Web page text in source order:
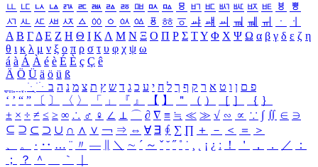
ㅥ ㅦ ㅧ ㅨ ㅩ ㅪ ㅫ ㅬ ㅭ ㅮ ㅯ ㅰ ㅱ ㅲ ㅳ ㅴ ㅵ ㅶ ㅷ ㅸ
ㅹ
ㅺ ㅻ ㅼ ㅽ ㅾ ㅿ ㆀ ㆁ ㆂ ㆃ ㆄ ㆅ ㆆ ㆇ ㆈ ㆉ ㆊ ㆋ ㆌ ㆍ
ㆎ
Α Β ΓΔ Ε Ζ Η Θ Ι ΚΛ Μ Ν Ξ Ο Π Ρ Σ ΤΥ Φ Χ Ψ Ω α β γ δ ε ζ η
θ ι κ λ μ ν ξ ο π ρ σ τ υ φ χ ψ ω
á à Á À é è É È ç Ç ê
Ä Ö Ü ä ö ü ß
ִֶֹ ֻּ ׁׂ פ ם ן ו ט א ר ק ף ך ל ח י ע כ ג ד ש ץ ת צ מ נ ה ב
‘ ’ “ ” 〔 〕 〈 〉 「 」 『 』 【 】 ＂ （ ） ［ ］ ｛ ｝
± × ÷ ≠ ≤ ≥ ∞ ∴ ♂ ♀ ∠ ⊥ ⌒ ∂ ∇ ≡ ≒ ≪ ≫ √ ∽ ∝ ∵ ∫ ∬ ∈ ∋
⊆ ⊇ ⊂ ⊃ ∪ ∩ ∧ ∨ ￢ ⇒ ⇔ ∀ ∃ ∮ ∑ ∏ ＋ － ＜ ＝
＞
、
。 · ‥ … ¨ 〃 ― ＼ ∼ ´ ～ ˇ ˘ ˝ ˚ ˙ ¸ ¡ ¿ ː ！ ＇ ， ． ／
：
；
？ ＾ ｀